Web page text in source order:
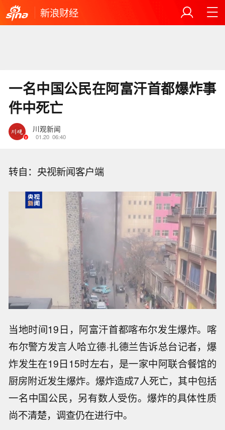
新浪财经
一名中国公民在阿富汗首都爆炸事
件中死亡
川观新闻
01.20 06:40
转自：央视新闻客户端
当地时间19日，阿富汗首都喀布尔发生爆炸。喀
布尔警方发言人哈立德·扎德兰告诉总台记者，爆
炸发生在19日15时左右，是一家中阿联合餐馆的
厨房附近发生爆炸。爆炸造成7人死亡，其中包括
一名中国公民，另有数人受伤。爆炸的具体性质
尚不清楚，调查仍在进行中。